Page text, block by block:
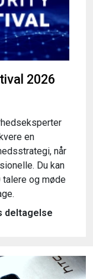
2026
en
når
Du kan
og møde
deltagelse